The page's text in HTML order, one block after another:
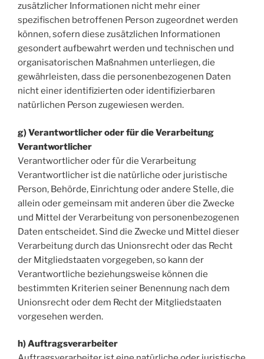
zusätzlicher Informationen nicht mehr einer
spezifischen betroffenen Person zugeordnet werden
können, sofern diese zusätzlichen Informationen
gesondert aufbewahrt werden und technischen und
organisatorischen Maßnahmen unterliegen, die
gewährleisten, dass die personenbezogenen Daten
nicht einer identifizierten oder identifizierbaren
natürlichen Person zugewiesen werden.
g) Verantwortlicher oder für die Verarbeitung
Verantwortlicher
Verantwortlicher oder für die Verarbeitung
Verantwortlicher ist die natürliche oder juristische
Person, Behörde, Einrichtung oder andere Stelle, die
allein oder gemeinsam mit anderen über die Zwecke
und Mittel der Verarbeitung von personenbezogenen
Daten entscheidet. Sind die Zwecke und Mittel dieser
Verarbeitung durch das Unionsrecht oder das Recht
der Mitgliedstaaten vorgegeben, so kann der
Verantwortliche beziehungsweise können die
bestimmten Kriterien seiner Benennung nach dem
Unionsrecht oder dem Recht der Mitgliedstaaten
vorgesehen werden.
h) Auftragsverarbeiter